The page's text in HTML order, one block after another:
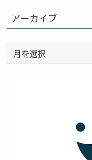
カ
テ
ゴ
リ
ー
アーカイブ
ー